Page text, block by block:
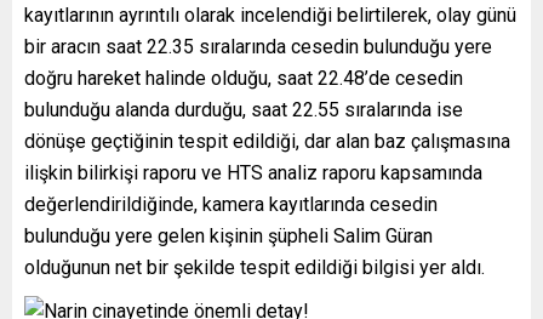
kayıtlarının ayrıntılı olarak incelendiği belirtilerek, olay günü
bir aracın saat 22.35 sıralarında cesedin bulunduğu yere
doğru hareket halinde olduğu, saat 22.48’de cesedin
bulunduğu alanda durduğu, saat 22.55 sıralarında ise
dönüşe geçtiğinin tespit edildiği, dar alan baz çalışmasına
ilişkin bilirkişi raporu ve HTS analiz raporu kapsamında
değerlendirildiğinde, kamera kayıtlarında cesedin
bulunduğu yere gelen kişinin şüpheli Salim Güran
olduğunun net bir şekilde tespit edildiği bilgisi yer aldı.